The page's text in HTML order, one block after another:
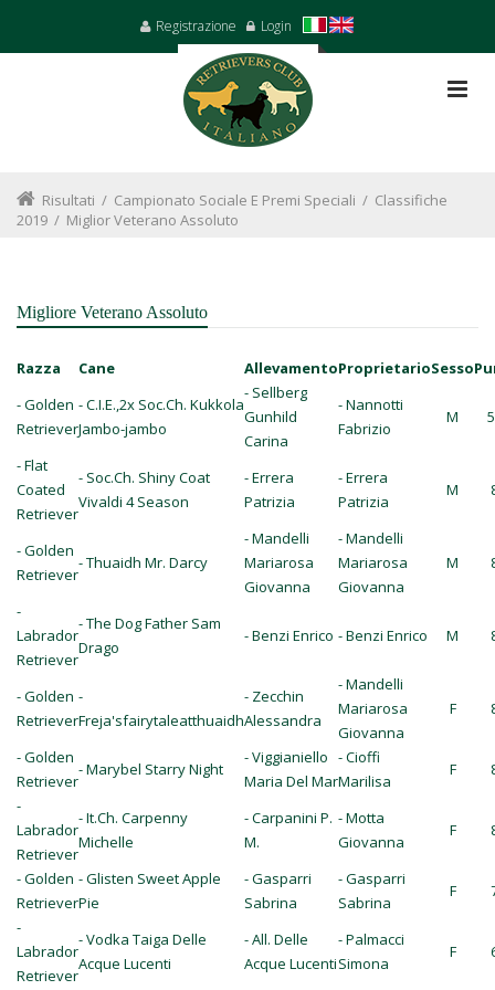
Registrazione Login
Risultati / Campionato Sociale E Premi Speciali / Classifiche
2019 / Miglior Veterano Assoluto
Migliore Veterano Assoluto
Razza Cane AllevamentoProprietarioSesso
- Golden
Retriever
- C.I.E.,2x Soc.Ch. Kukkola
Jambo-jambo
- Sellberg
Gunhild
Carina
- Nannotti
Fabrizio
M
- Flat
Coated
Retriever
- Soc.Ch. Shiny Coat
Vivaldi 4 Season
- Errera
Patrizia
- Errera
Patrizia
M
- Golden
Retriever
- Thuaidh Mr. Darcy
- Mandelli
Mariarosa
Giovanna
- Mandelli
Mariarosa
Giovanna
M
-
Labrador
Retriever
- The Dog Father Sam
Drago
- Benzi Enrico - Benzi Enrico M
- Golden
Retriever
-
Freja'sfairytaleatthuaidh
- Zecchin
Alessandra
- Mandelli
Mariarosa
Giovanna
F
- Golden
Retriever
- Marybel Starry Night
- Viggianiello
Maria Del Mar
- Cioffi
Marilisa
F
-
Labrador
Retriever
- It.Ch. Carpenny
Michelle
- Carpanini P.
M.
- Motta
Giovanna
F
- Golden
Retriever
- Glisten Sweet Apple
Pie
- Gasparri
Sabrina
- Gasparri
Sabrina
F
-
Labrador
Retriever
- Vodka Taiga Delle
Acque Lucenti
- All. Delle
Acque Lucenti
- Palmacci
Simona
F